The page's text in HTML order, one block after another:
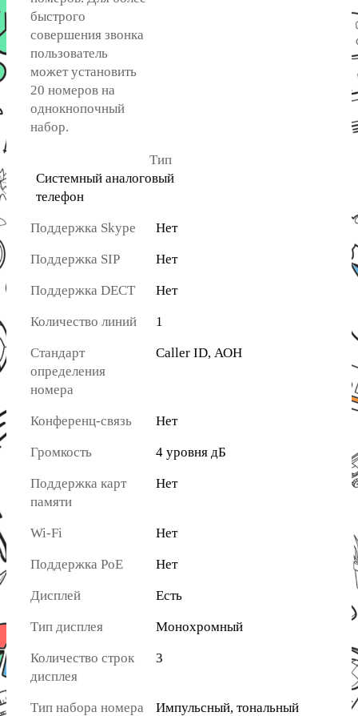
быстрого
совершения звонка
пользователь
может установить
20 номеров на
однокнопочный
набор.
Тип
Системный аналоговый
телефон
Поддержка Skype Нет
Поддержка SIP Нет
Поддержка DECT Нет
Количество линий 1
Стандарт
определения
номера
Caller ID, АОН
Конференц-связь Нет
Громкость 4 уровня дБ
Поддержка карт
памяти
Нет
Wi-Fi Нет
Поддержка PoE Нет
Дисплей Есть
Тип дисплея Монохромный
Количество строк
дисплея
3
Тип набора номера Импульсный, тональный